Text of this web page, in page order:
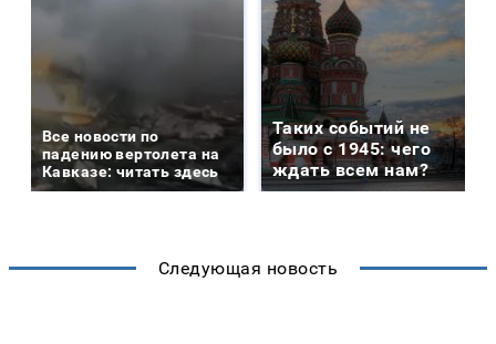
Все новости по
падению вертолета на
Кавказе: читать здесь
Таких событий не
было с 1945: чего
ждать всем нам?
Следующая новость